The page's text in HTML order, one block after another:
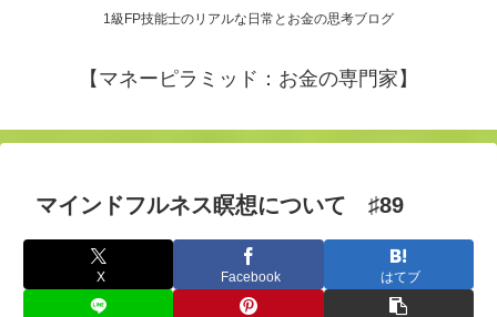
1級FP技能士のリアルな日常とお金の思考ブログ
【マネーピラミッド：お金の専門家】
マインドフルネス瞑想について ♯89
X Facebook はてブ